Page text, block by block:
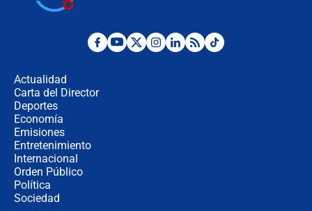
Posesión de Abelardo De La Espriella
Actualidad
Carta del Director
Deportes
Economía
Emisiones
Entretenimiento
Internacional
Orden Público
Política
Sociedad